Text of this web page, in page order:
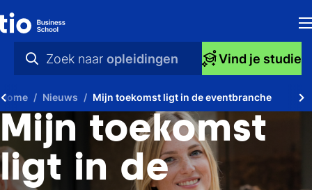
Zoek naar opleidingen
videos
nieuws
opleidingen
Vind je studie
Home Nieuws Mijn toekomst ligt in de eventbranche
Mijn toekomst
ligt in de